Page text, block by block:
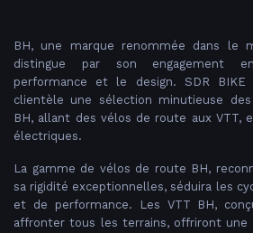
BH, une marque renommée dans le
distingue par son engagement
performance et le design. SDR
clientèle une sélection minutieuse
BH, allant des vélos de route aux VTT,
électriques.
La gamme de vélos de route BH,
sa rigidité exceptionnelles, séduira les
et de performance. Les VTT BH,
affronter tous les terrains, offriront une